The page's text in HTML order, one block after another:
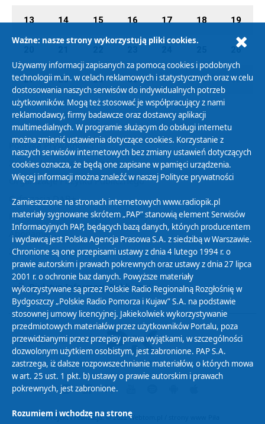
13 14 15 16 17 18 19
26
27 28 29 30 01 02 03
Polityka Prywatności
Zasady korzystania z Serwisu
Organizacje Pożytku Publicznego
Cyfryzacja DAB+
Polityka ochrony danych osobowych
Abonament
Zamówienia publiczne
Biuletyn Informacji Publicznej
Projekt i realizacja: © 2022Webtom.pl
Ważne: nasze strony wykorzystują pliki cookies.
Używamy informacji zapisanych za pomocą cookies i podobnych
technologii m.in. w celach reklamowych i statystycznych oraz w celu
dostosowania naszych serwisów do indywidualnych potrzeb
użytkowników. Mogą też stosować je współpracujący z nami
reklamodawcy, firmy badawcze oraz dostawcy aplikacji
multimedialnych. W programie służącym do obsługi internetu
można zmienić ustawienia dotyczące cookies. Korzystanie z
naszych serwisów internetowych bez zmiany ustawień dotyczących
cookies oznacza, że będą one zapisane w pamięci urządzenia.
Więcej informacji można znaleźć w naszej Polityce prywatności
Zamieszczone na stronach internetowych www.radiopik.pl
materiały sygnowane skrótem „PAP” stanowią element Serwisów
Informacyjnych PAP, będących bazą danych, których producentem
i wydawcą jest Polska Agencja Prasowa S.A. z siedzibą w Warszawie.
Chronione są one przepisami ustawy z dnia 4 lutego 1994 r. o
prawie autorskim i prawach pokrewnych oraz ustawy z dnia 27 lipca
2001 r. o ochronie baz danych. Powyższe materiały
wykorzystywane są przez Polskie Radio Regionalną Rozgłośnię w
Bydgoszczy „Polskie Radio Pomorza i Kujaw” S.A. na podstawie
stosownej umowy licencyjnej. Jakiekolwiek wykorzystywanie
przedmiotowych materiałów przez użytkowników Portalu, poza
przewidzianymi przez przepisy prawa wyjątkami, w szczególności
dozwolonym użytkiem osobistym, jest zabronione. PAP S.A.
zastrzega, iż dalsze rozpowszechnianie materiałów, o których mowa
w art. 25 ust. 1 pkt. b) ustawy o prawie autorskim i prawach
pokrewnych, jest zabronione.
Rozumiem i wchodzę na stronę